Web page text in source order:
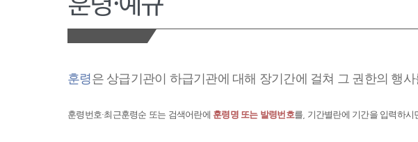
훈령은 상급기관이 하급기관에 대해 장기간에 걸쳐 그 권한의 행
훈령번호·최근훈령순 또는 검색어란에 훈령명 또는 발령번호를, 기간별란에 기간을 입력하시